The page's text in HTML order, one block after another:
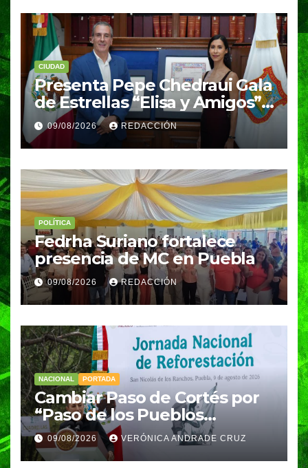
CIUDAD
Presenta Pepe Chedraui Gala
de Estrellas “Elisa y Amigos”
para fortalecer el acceso a la
cultura en Puebla capital
09/08/2026 REDACCIÓN
POLÍTICA
Fedrha Suriano fortalece
presencia de MC en Puebla
09/08/2026 REDACCIÓN
NACIONAL PORTADA
Cambiar Paso de Cortés por
“Paso de los Pueblos
Indígenas” plantea
Sheinbaum
09/08/2026 VERÓNICA ANDRADE CRUZ